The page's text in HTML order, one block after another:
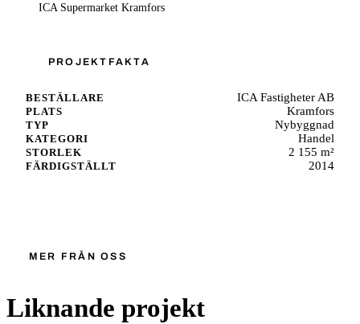
ICA Supermarket Kramfors
PROJEKTFAKTA
BESTÄLLARE ICA Fastigheter AB
PLATS Kramfors
TYP Nybyggnad
KATEGORI Handel
STORLEK 2 155 m²
FÄRDIGSTÄLLT 2014
MER FRÅN OSS
Liknande projekt